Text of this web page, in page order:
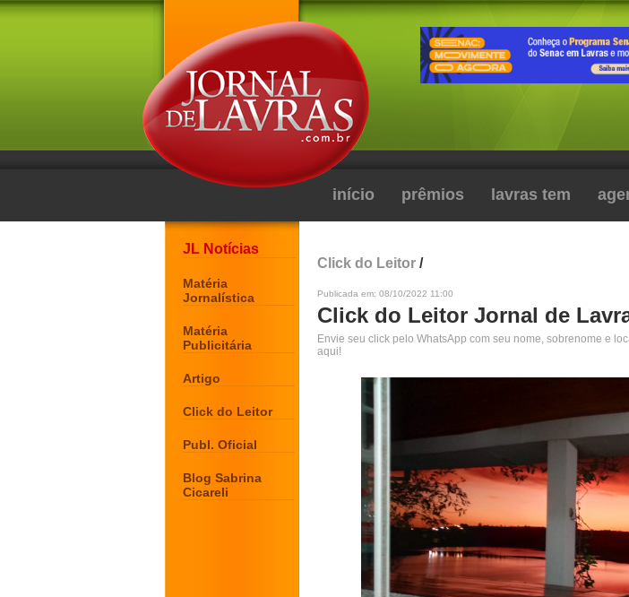
início prêmios lavras tem
JL Notícias
Matéria
Jornalística
Matéria
Publicitária
Artigo
Click do Leitor
Publ. Oficial
Blog Sabrina
Cicareli
Click do Leitor /
Publicada em: 08/10/2022 11:00
Click do Leitor Jornal de
Envie seu click pelo WhatsApp com seu nome, sobrenome e
aqui!